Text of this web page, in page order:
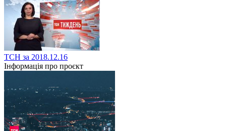
ТСН за 2018.12.16
Інформація про проєкт